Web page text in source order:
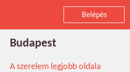
Belépés
dinnyemag társkereső
Budapest
A szerelem legjobb oldala